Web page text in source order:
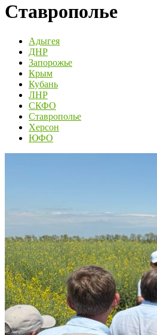
Ставрополье
Адыгея
ДНР
Запорожье
Крым
Кубань
ЛНР
СКФО
Ставрополье
Херсон
ЮФО